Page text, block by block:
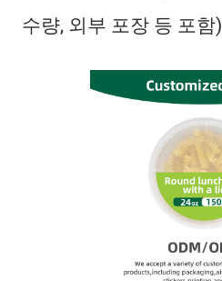
수량, 외부 포장 등 포함)